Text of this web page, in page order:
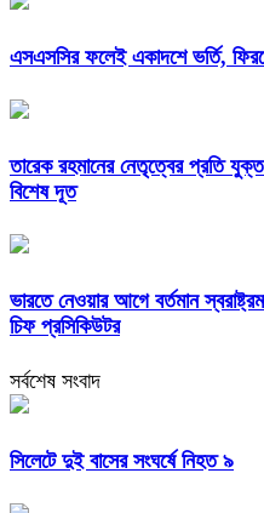
এসএসসির ফলেই একাদশে ভর্তি,
তারেক রহমানের নেতৃত্বের প্রতি
বিশেষ দূত
ভারতে নেওয়ার আগে বর্তমান
চিফ প্রসিকিউটর
সর্বশেষ সংবাদ
সিলেটে দুই বাসের সংঘর্ষে নিহত ৯